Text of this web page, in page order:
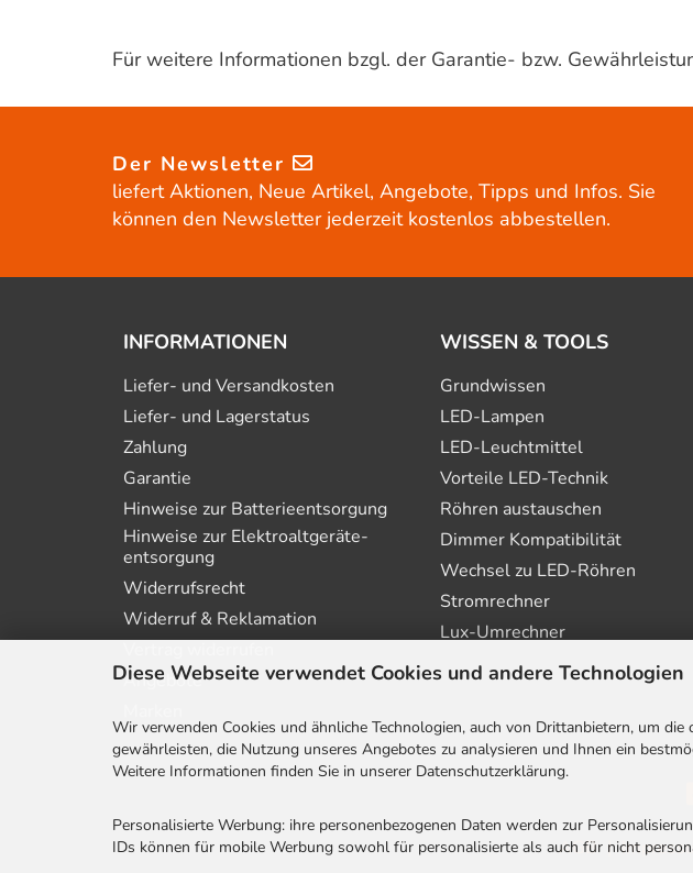
Diese Webseite verwendet Cookies und andere Technologien
Wir verwenden Cookies und ähnliche Technologien, auch von Drittanbietern, um
gewährleisten, die Nutzung unseres Angebotes zu analysieren und Ihnen ein
Weitere Informationen finden Sie in unserer Datenschutzerklärung.
Personalisierte Werbung: ihre personenbezogenen Daten werden zur
IDs können für mobile Werbung sowohl für personalisierte als auch für nicht
Für weitere Informationen bzgl. der Garantie- bzw.
Der Newsletter
liefert Aktionen, Neue Artikel, Angebote, Tipps und Infos. Sie
können den Newsletter jederzeit kostenlos abbestellen.
INFORMATIONEN
Liefer- und Versandkosten
Liefer- und Lagerstatus
Zahlung
Garantie
Hinweise zur Batterie­entsorgung
Hinweise zur Elektro­altgeräte­
entsorgung
Widerrufsrecht
Widerruf & Reklamation
Angebote
WISSEN & TOOLS
Grundwissen
LED-Lampen
LED-Leuchtmittel
Vorteile LED-Technik
Röhren austauschen
Dimmer Kompatibilität
Wechsel zu LED-Röhren
Stromrechner
Lux-Umrechner
AGB |